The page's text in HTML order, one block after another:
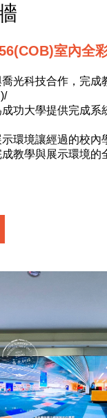
室內全
光科技合作，完成
功大學提供完成系
環境讓經過的校內
教學與展示環境的